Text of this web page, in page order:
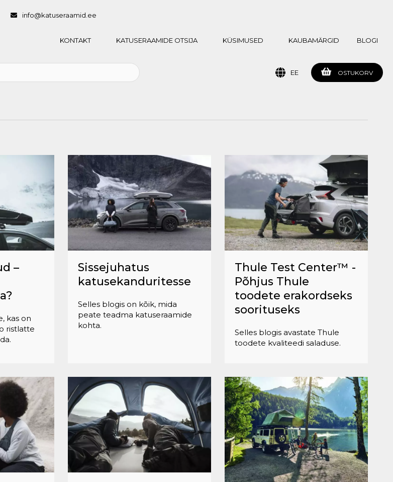
info@katuseraamid.ee
KONTAKT KATUSERAAMIDE OTSIJA KÜSIMUSED KAUBAMÄRGID BLOGI
OSTUKORV
EE
–
kas on
ristlatte
Sissejuhatus
katusekanduritesse
Selles blogis on kõik, mida
peate teadma katuseraamide
kohta.
Thule Test Center™ -
Põhjus Thule
toodete erakordseks
soorituseks
Selles blogis avastate Thule
toodete kvaliteedi saladuse.